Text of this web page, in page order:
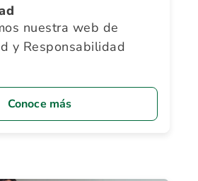
nuestra web de
y Responsabilidad
Conoce más